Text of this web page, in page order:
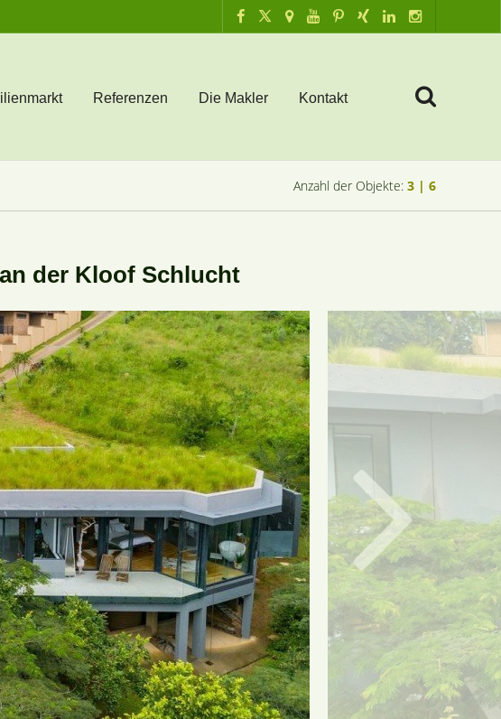
Referenzen Die Makler Kontakt
Anzahl der Objekte: 3 | 6
der Kloof Schlucht